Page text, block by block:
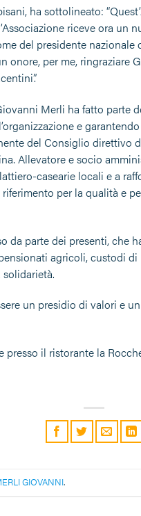
ha sottolineato:
riceve ora un
del presidente
onore, per me,
Merli ha fatto
e
del Consiglio direttivo
Allevatore e socio
casearie locali e a
per la qualità e
da parte dei presenti, che
agricoli, custodi
un presidio di valori e
il ristorante la
GIOVANNI.